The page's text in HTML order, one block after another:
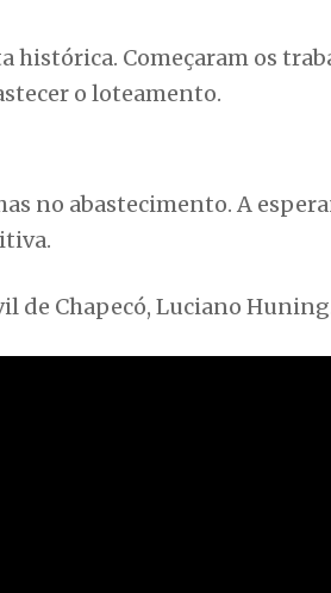
histórica. Começaram os
o loteamento.
no abastecimento. A
de Chapecó, Luciano